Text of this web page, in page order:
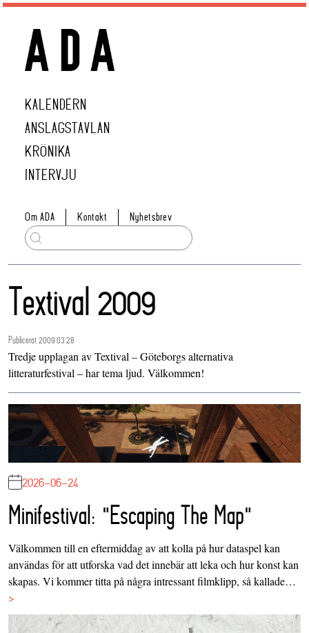
KALENDERN
ANSLAGSTAVLAN
KRÖNIKA
INTERVJU
Om ADA Kontakt Nyhetsbrev
Textival 2009
Publicerat 2009.03.28
Tredje upplagan av Textival – Göteborgs alternativa
litteraturfestival – har tema ljud. Välkommen!
2026-06-24
Minifestival: "Escaping The Map"
Välkommen till en eftermiddag av att kolla på hur dataspel kan
användas för att utforska vad det innebär att leka och hur konst kan
skapas. Vi kommer titta på några intressant filmklipp, så kallade…
>